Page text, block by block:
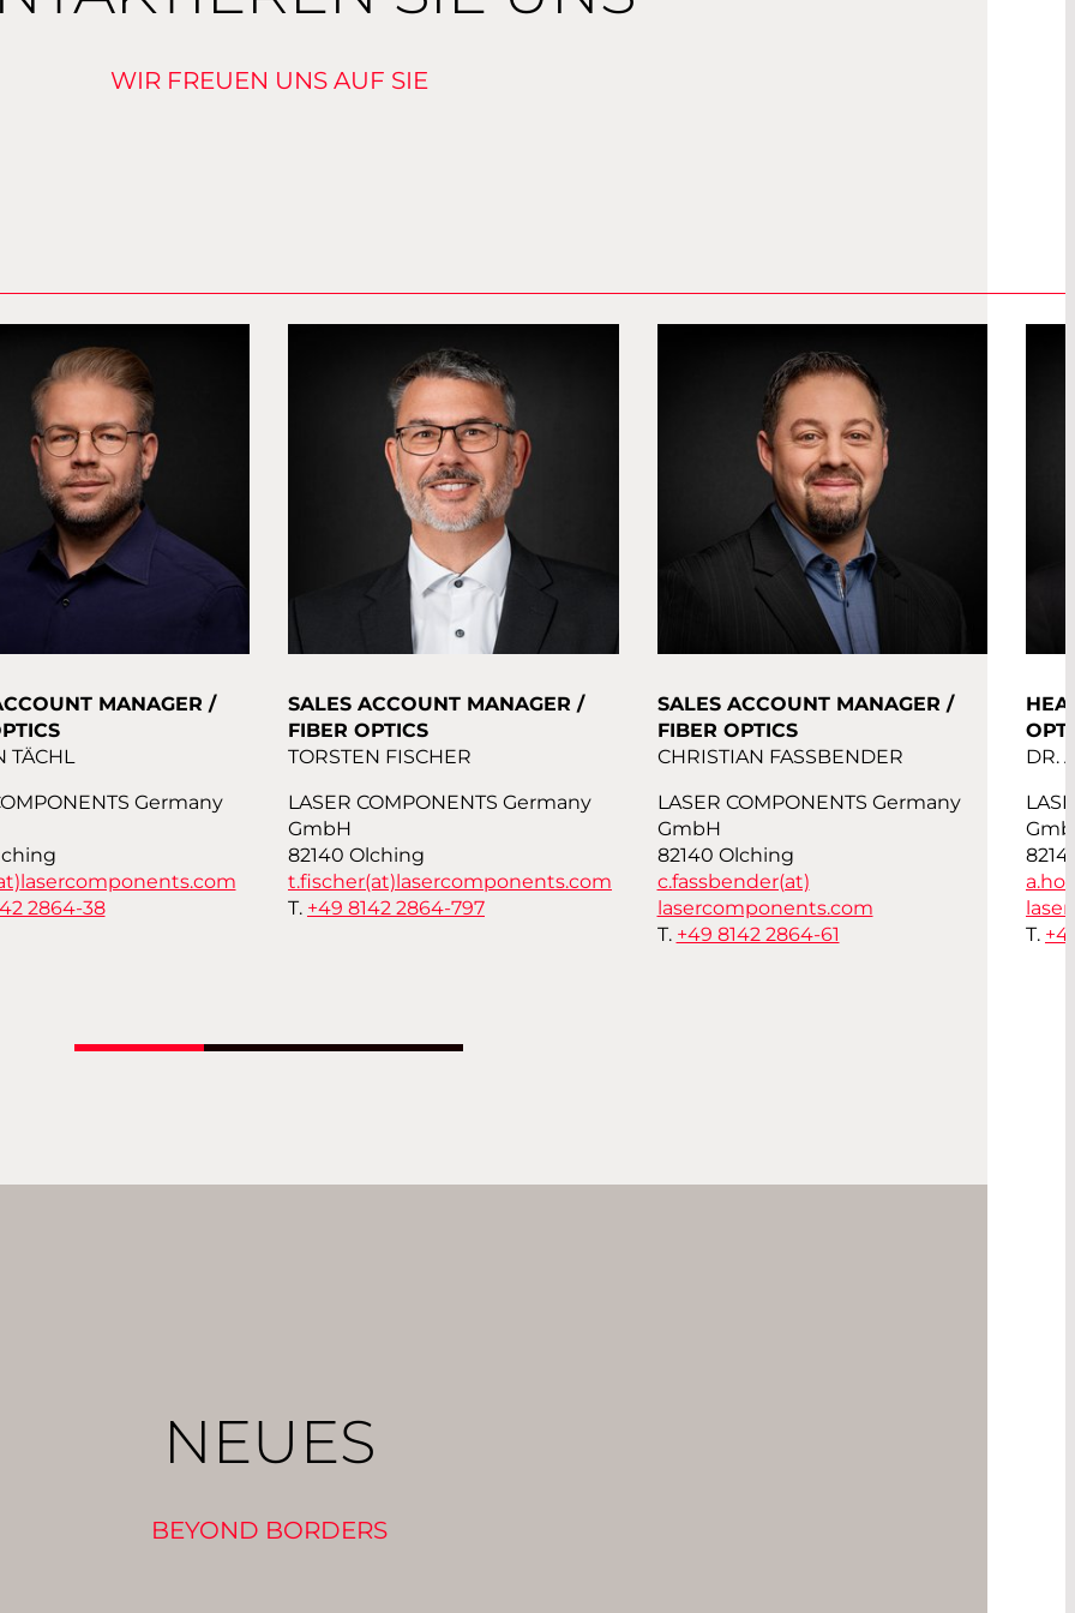
WIR FREUEN UNS AUF SIE
MANAGER /
TÄCHL
Germany
lasercomponents.com
2864-38
SALES ACCOUNT MANAGER /
FIBER OPTICS
TORSTEN FISCHER
LASER COMPONENTS Germany
GmbH
82140 Olching
t.fischer(at) lasercomponents.com
T. +49 8142 2864-797
SALES ACCOUNT MANAGER /
FIBER OPTICS
CHRISTIAN FASSBENDER
LASER COMPONENTS Germany
GmbH
82140 Olching
c.fassbender(at)
lasercomponents.com
T. +49 8142 2864-61
DR.
T.
NEUES
BEYOND BORDERS